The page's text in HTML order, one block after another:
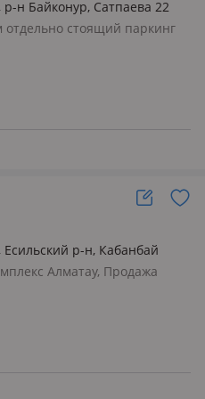
р-н Байконур, Сатпаева 22
отдельно стоящий паркинг
Есильский р-н, Кабанбай
29
Алматау, Продажа